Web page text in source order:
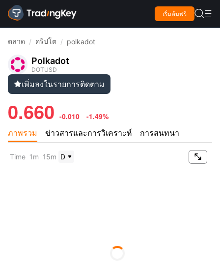
เริ่มต้นฟรี  
ตลาด / คริปโต / polkadot
Polkadot
DOTUSD
เพิ่มลงในรายการติดตาม
0.660 -0.010 -1.49%
ภาพรวม ข่าวสารและการวิเคราะห์ การสนทนา

Time 1m 15m D